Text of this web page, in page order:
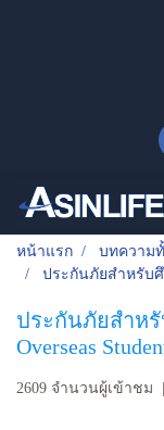
หน้าแรก บทความ
ประกันภัยสำหรับศึ
ประกันภัยสำห
Overseas
2609 จำนวนผู้เข้าชม